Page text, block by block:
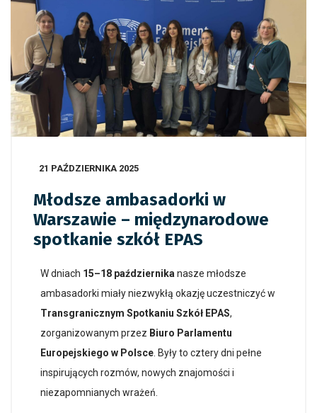
21 PAŹDZIERNIKA 2025
Młodsze ambasadorki w
Warszawie – międzynarodowe
spotkanie szkół EPAS
W dniach 15–18 października nasze młodsze
ambasadorki miały niezwykłą okazję uczestniczyć w
Transgranicznym Spotkaniu Szkół EPAS,
zorganizowanym przez Biuro Parlamentu
Europejskiego w Polsce . Były to cztery dni pełne
inspirujących rozmów, nowych znajomości i
niezapomnianych wrażeń.